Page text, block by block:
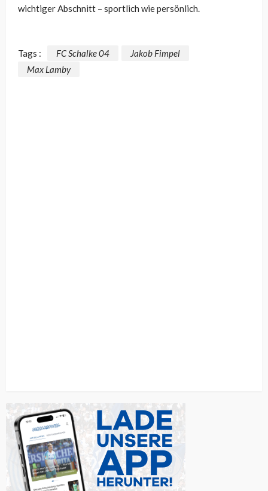
wichtiger Abschnitt – sportlich wie persönlich.
Tags : FC Schalke 04
Jakob Fimpel
Max Lamby